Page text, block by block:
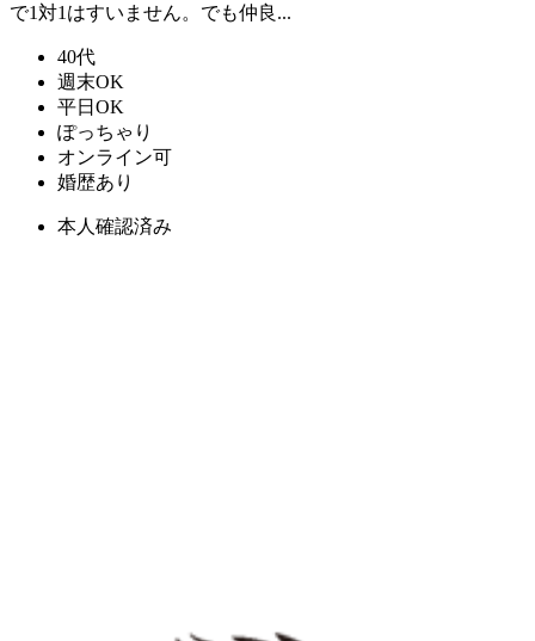
で1対1はすいません。でも仲良...
40代
週末OK
平日OK
ぽっちゃり
オンライン可
婚歴あり
本人確認済み